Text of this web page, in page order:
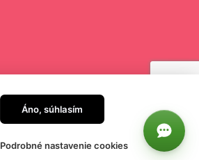
Áno, súhlasím
Podrobné nastavenie cookies